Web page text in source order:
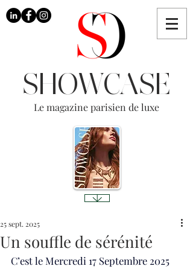
SHOWCASE
Le magazine parisien de luxe
Un souffle de sérénité
25 sept. 2025
C’est le Mercredi 17 Septembre 2025